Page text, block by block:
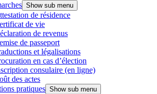
Show sub menu
de résidence
de vie
de revenus
de passeport
et légalisations
en cas d’élection
consulaire (en ligne)
des actes
pratiques Show sub menu